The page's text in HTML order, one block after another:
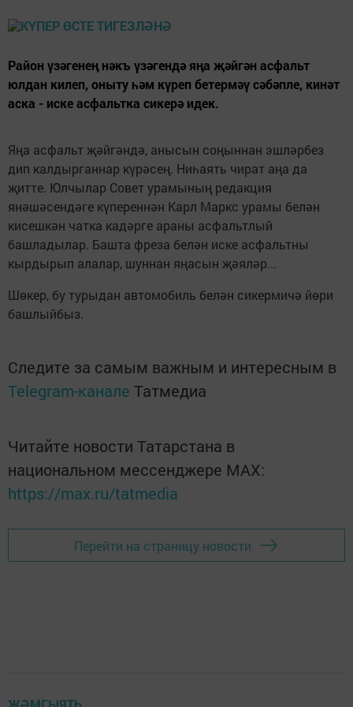
Район үзәгенең нәкъ үзәгендә яңа җәйгән асфальт
юлдан килеп, оныту һәм күреп бетермәү сәбәпле, кинәт
аска - иске асфальтка сикерә идек.
Яңа асфальт җәйгәндә, анысын соңыннан эшләрбез
дип калдырганнар күрәсең. Ниһаять чират аңа да
җитте. Юлчылар Совет урамының редакция
янәшәсендәге күпереннән Карл Маркс урамы белән
кисешкән чатка кадәрге араны асфальтлый
башладылар. Башта фреза белән иске асфальтны
кырдырып алалар, шуннан яңасын җәяләр...
Шөкер, бу турыдан автомобиль белән сикермичә йөри
башлыйбыз.
Следите за самым важным и интересным в
Telegram-канале Татмедиа
Читайте новости Татарстана в
национальном мессенджере MАХ:
https://max.ru/tatmedia
Перейти на страницу новости